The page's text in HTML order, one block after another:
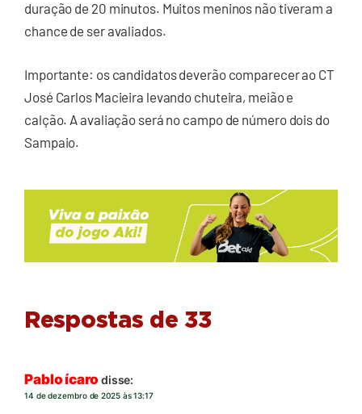
duração de 20 minutos. Muitos meninos não tiveram a
chance de ser avaliados.
Importante: os candidatos deverão comparecer ao CT
José Carlos Macieira levando chuteira, meião e
calção. A avaliação será no campo de número dois do
Sampaio.
Respostas de 33
Pablo ícaro disse:
14 de dezembro de 2025 às 13:17